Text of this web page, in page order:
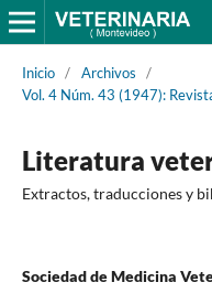
Inicio / Archivos
/
Vol. 4 Núm. 43 (1947):
Literatura
Extractos, traducciones y
Sociedad de Medicina